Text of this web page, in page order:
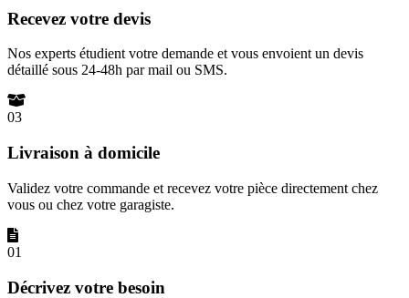
Recevez votre devis
Nos experts étudient votre demande et vous envoient un devis
détaillé sous 24-48h par mail ou SMS.
03
Livraison à domicile
Validez votre commande et recevez votre pièce directement chez
vous ou chez votre garagiste.
01
Décrivez votre besoin